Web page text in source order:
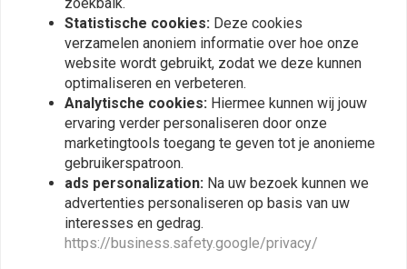
AXEL JOOST ELEKTRONIK AXEL JOOST ELEKTRONIK
Statistische cookies: Deze cookies
verzamelen anoniem informatie over hoe onze
website wordt gebruikt, zodat we deze kunnen
optimaliseren en verbeteren.
Analytische cookies: Hiermee kunnen wij jouw
ervaring verder personaliseren door onze
marketingtools toegang te geven tot je anonieme
gebruikerspatroon.
ads personalization: Na uw bezoek kunnen we
advertenties personaliseren op basis van uw
interesses en gedrag.
https://business.safety.google/privacy/